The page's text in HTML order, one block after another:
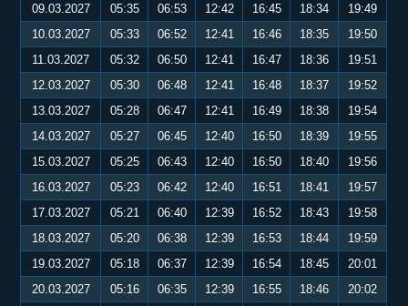
09.03.2027
05:35 06:53 12:42 16:45 18:34
19:49
10.03.2027
05:33 06:52 12:41 16:46 18:35
19:50
11.03.2027
05:32 06:50 12:41 16:47 18:36
19:51
12.03.2027
05:30 06:48 12:41 16:48 18:37
19:52
13.03.2027
05:28 06:47 12:41 16:49 18:38
19:54
14.03.2027
05:27 06:45 12:40 16:50 18:39
19:55
15.03.2027
05:25 06:43 12:40 16:50 18:40
19:56
16.03.2027
05:23 06:42 12:40 16:51 18:41
19:57
17.03.2027
05:21 06:40 12:39 16:52 18:43
19:58
18.03.2027
05:20 06:38 12:39 16:53 18:44
19:59
19.03.2027
05:18 06:37 12:39 16:54 18:45
20:01
20.03.2027
05:16 06:35 12:39 16:55 18:46
20:02